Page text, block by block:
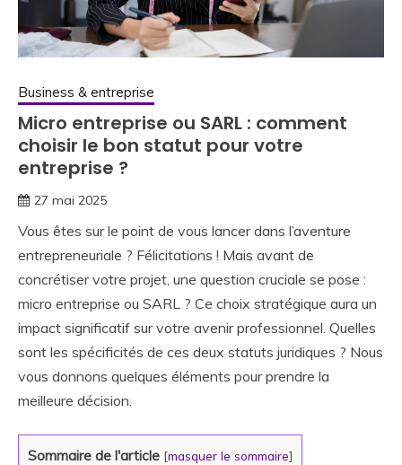
Business & entreprise
Micro entreprise ou SARL : comment
choisir le bon statut pour votre
entreprise ?
27 mai 2025
Vous êtes sur le point de vous lancer dans l’aventure
entrepreneuriale ? Félicitations ! Mais avant de
concrétiser votre projet, une question cruciale se pose :
micro entreprise ou SARL ? Ce choix stratégique aura un
impact significatif sur votre avenir professionnel. Quelles
sont les spécificités de ces deux statuts juridiques ? Nous
vous donnons quelques éléments pour prendre la
meilleure décision.
Sommaire de l'article [masquer le sommaire]